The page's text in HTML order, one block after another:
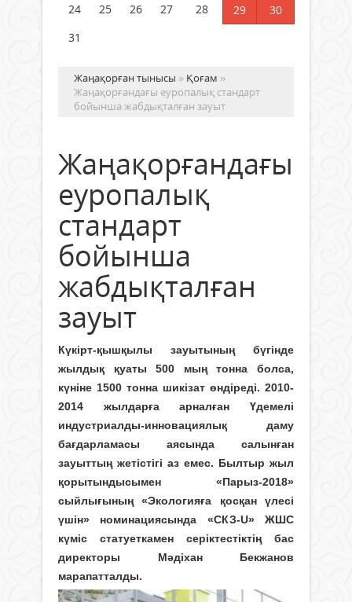
24
25 26 27 28 29
30
31
Жаңақорған тынысы » Қоғам »
Жаңақорғандағы еуропалық стандарт
бойынша жабдықталған зауыт
Жаңақорғандағы
еуропалық
стандарт
бойынша
жабдықталған
зауыт
Күкірт-қышқылы зауытының бүгінде
жылдық қуаты 500 мың тонна болса,
күніне 1500 тонна шикізат өндіреді. 2010-
2014 жылдарға арналған Үдемелі
индустриалды-инновациялық даму
бағдарламасы аясында салынған
зауыттың жетістігі аз емес. Былтыр жыл
қорытындысымен «Парыз-2018»
сыйлығының «Экологияға қосқан үлесі
үшін» номинациясында «СКЗ-U» ЖШС
күміс статуеткамен серіктестіктің бас
директоры Мәдіхан Бекжанов
марапатталды.